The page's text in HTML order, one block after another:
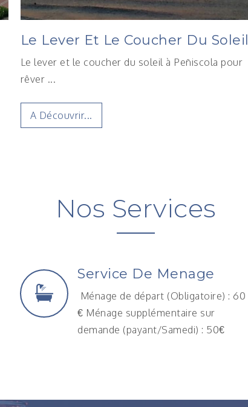
Le Lever Et Le Coucher Du Soleil
Le lever et le coucher du soleil à Peñiscola pour
rêver ...
A Découvrir...
Nos Services
Service De Menage
Ménage de départ (Obligatoire) : 60
€ Ménage supplémentaire sur
demande (payant/Samedi) : 50€